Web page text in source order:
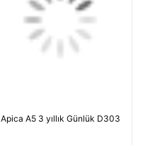
Apica A5 3 yıllık Günlük D303